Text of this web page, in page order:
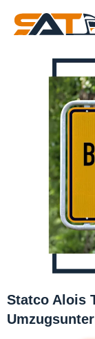
Statco Alois